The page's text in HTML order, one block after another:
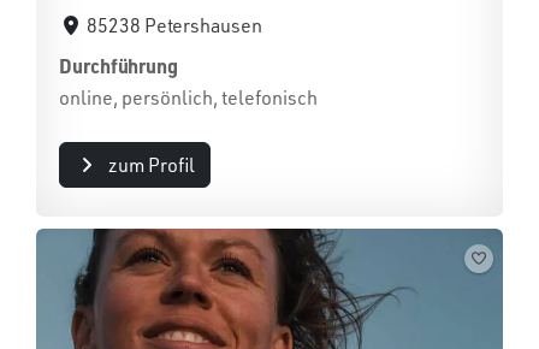
85238 Petershausen
Durchführung
online, persönlich, telefonisch
zum Profil